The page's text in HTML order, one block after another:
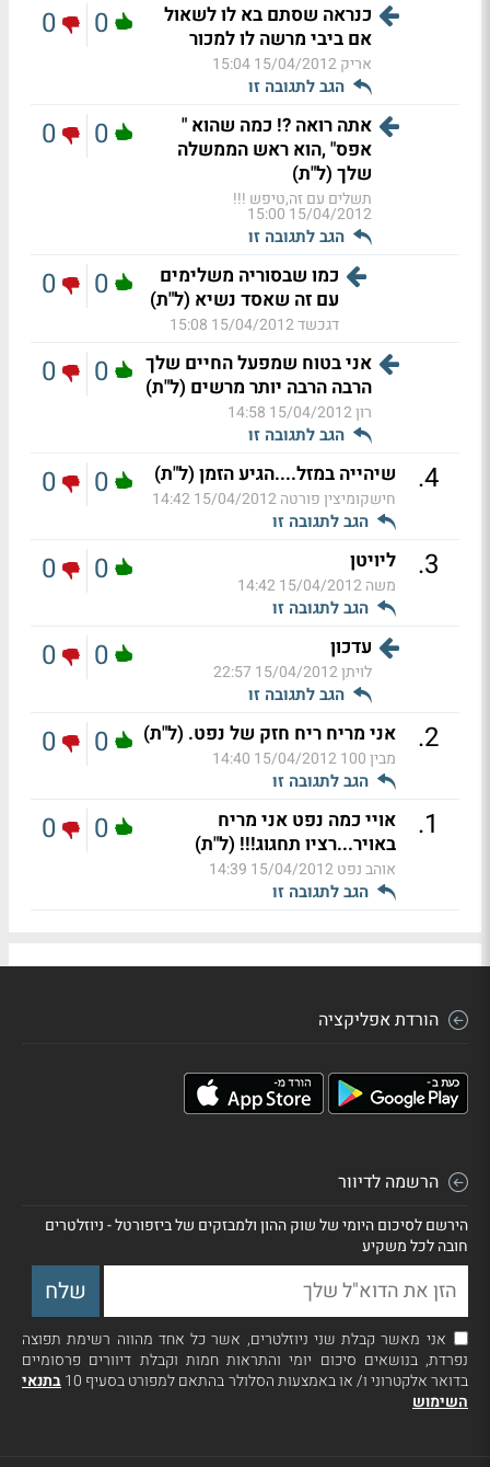
כנראה שסתם בא לו לשאול
אם ביבי מרשה לו למכור
אריק15/04/2012 15:04
הגב לתגובה זו
0
0
אתה רואה ?! כמה שהוא "
אפס" ,הוא ראש הממשלה
שלך (ל"ת)
תשלים עם זה,טיפש !!!
15/04/2012 15:00
הגב לתגובה זו
0
0
כמו שבסוריה משלימים
עם זה שאסד נשיא (ל"ת)
דגכשד15/04/2012 15:08
0
0
אני בטוח שמפעל החיים שלך
הרבה הרבה יותר מרשים (ל"ת)
רון15/04/2012 14:58
הגב לתגובה זו
0
0
4
. שיהייה במזל....הגיע הזמן (ל"ת)
חישקומיצין פורטה15/04/2012 14:42
הגב לתגובה זו
0
0
3
. ליויטן
משה15/04/2012 14:42
הגב לתגובה זו
0
0
עדכון
לויתן15/04/2012 22:57
הגב לתגובה זו
0
0
2
. אני מריח ריח חזק של נפט. (ל"ת)
מבין 100 15/04/2012 14:40
הגב לתגובה זו
0
0
1
.
אויי כמה נפט אני מריח
באויר...רציו תחגוג!!! (ל"ת)
אוהב נפט15/04/2012 14:39
הגב לתגובה זו
0
0
הורדת אפליקציה
הרשמה לדיוור
הירשם לסיכום היומי של שוק ההון ולמבזקים של ביזפורטל - ניוזלטרים
חובה לכל משקיע
אני מאשר קבלת שני ניוזלטרים, אשר כל אחד מהווה רשימת תפוצה
נפרדת, בנושאים סיכום יומי והתראות חמות וקבלת דיוורים פרסומיים
בדואר אלקטרוני ו/ או באמצעות הסלולר בהתאם למפורט בסעיף 10
בתנאי
השימוש